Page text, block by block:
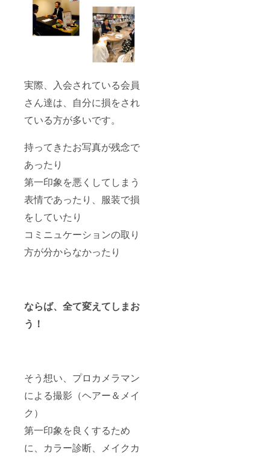
実際、入会されている会員
さん達は、自分に損をされ
ている方が多いです。
持ってきたお写真が残念で
あったり
第一印象を悪くしてしまう
表情であったり、服装で損
をしていたり
コミニュケーションの取り
方が分からなかったり
ならば、全て変えてしまお
う！
そう想い、プロカメラマン
による撮影（ヘアー＆メイ
ク）
第一印象を良くするため
に、カラー診断、メイクカ